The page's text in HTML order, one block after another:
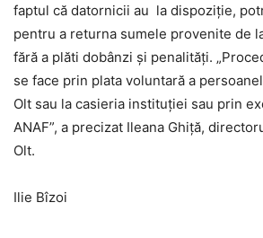
faptul că datornicii au la dispoziţie,
pentru a returna sumele provenite de
fără a plăti dobânzi şi penalităţi.
se face prin plata voluntară a
Olt sau la casieria instituţiei sau prin
ANAF”, a precizat Ileana Ghiţă,
Olt.
Ilie Bîzoi